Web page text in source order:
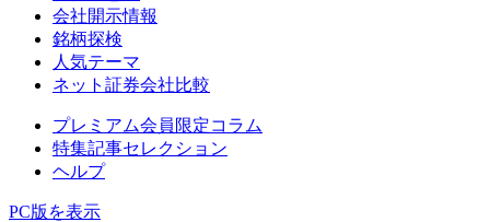
会社開示情報
銘柄探検
人気テーマ
ネット証券会社比較
プレミアム会員限定コラム
特集記事セレクション
ヘルプ
PC版を表示